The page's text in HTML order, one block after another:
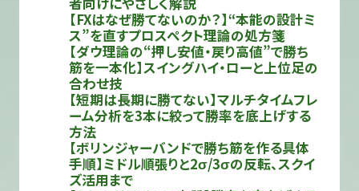
【FXはなぜ勝てないのか？】“本能の設計ミ
ス”を直すプロスペクト理論の処方箋
【ダウ理論の“押し安値・戻り高値”で勝ち
筋を一本化】スイングハイ・ローと上位足の
合わせ技
【短期は長期に勝てない】マルチタイムフレ
ーム分析を3本に絞って勝率を底上げする
方法
【ボリンジャーバンドで勝ち筋を作る具体
手順】ミドル順張りと2σ/3σの反転、スクイ
ズ活用まで